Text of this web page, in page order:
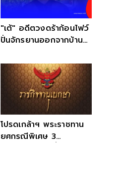
"เต้" อดีตวงดร้าก้อนไฟว์
ปั่นจักรยานออกจากบ้าน
โปรดเกล้าฯ พระราชทาน
ยศกรณีพิเศษ 3